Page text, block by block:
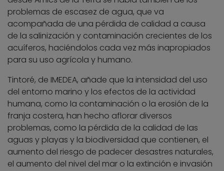
problemas de escasez de agua, que va
acompañada de una pérdida de calidad a causa
de la salinización y contaminación crecientes de los
acuíferos, haciéndolos cada vez más inapropiados
para su uso agrícola y humano.
Tintoré, de IMEDEA, añade que la intensidad del uso
del entorno marino y los efectos de la actividad
humana, como la contaminación o la erosión de la
franja costera, han hecho aflorar diversos
problemas, como la pérdida de la calidad de las
aguas y playas y la biodiversidad que contienen, el
aumento del riesgo de padecer desastres naturales,
el aumento del nivel del mar o la extinción e invasión